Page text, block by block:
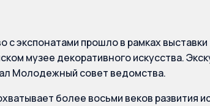
с экспонатами прошло в рамках
музее декоративного искусства.
Молодежный совет ведомства.
более восьми веков развития